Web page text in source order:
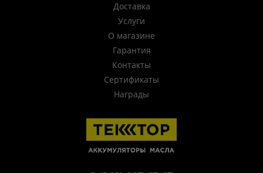
Доставка
Услуги
О магазине
Гарантия
Контакты
Сертификаты
Награды